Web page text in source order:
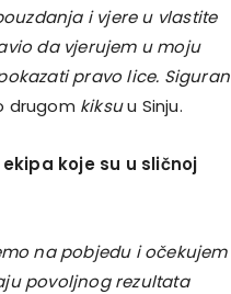
i vjere u vlastite
da vjerujem u moju
pravo lice. Siguran
drugom kiksuu Sinju.
koje su u sličnoj
na pobjedu i očekujem
povoljnog rezultata